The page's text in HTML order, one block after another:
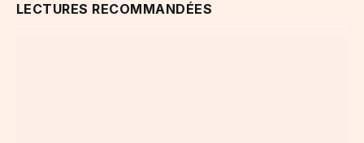
LECTURES RECOMMANDÉES